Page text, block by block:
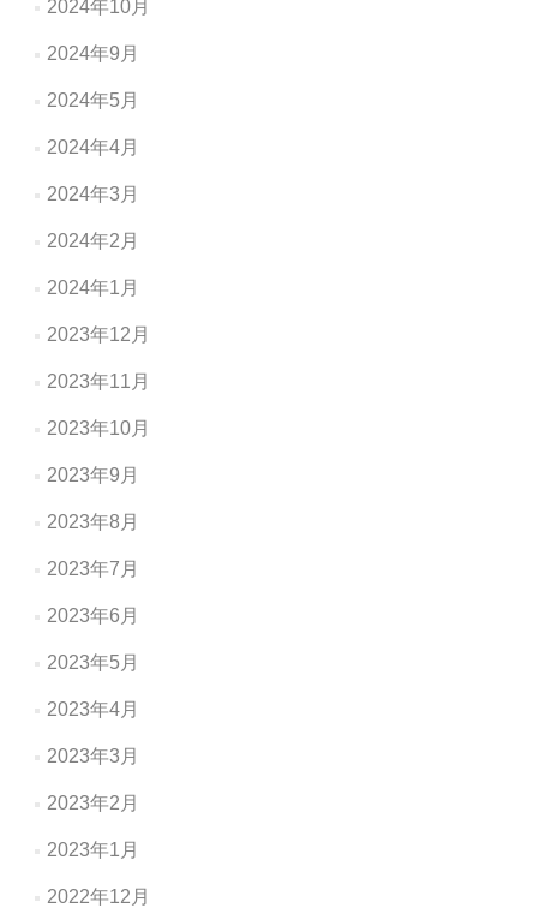
2024年10月
2024年9月
2024年5月
2024年4月
2024年3月
2024年2月
2024年1月
2023年12月
2023年11月
2023年10月
2023年9月
2023年8月
2023年7月
2023年6月
2023年5月
2023年4月
2023年3月
2023年2月
2023年1月
2022年12月